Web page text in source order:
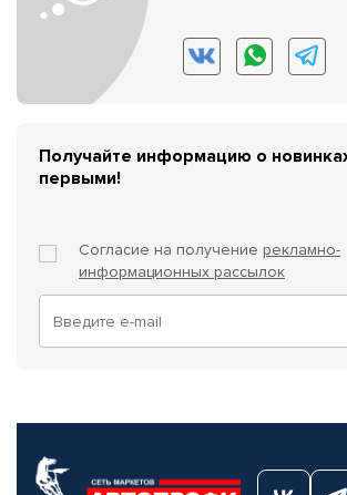
Получайте информацию о
первыми!
Согласие на получение рекламно-
информационных рассылок